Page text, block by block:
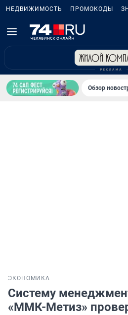
НЕДВИЖИМОСТЬ ПРОМОКОДЫ
Обзор
ЭКОНОМИКА
Систему
«ММК-Метиз»